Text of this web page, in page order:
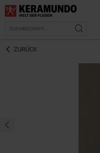
ZURÜCK